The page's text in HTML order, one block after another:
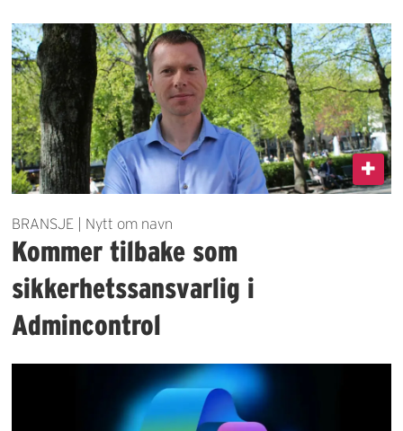
BRANSJE | Nytt om navn
Kommer tilbake som
sikkerhetssansvarlig i
Admincontrol